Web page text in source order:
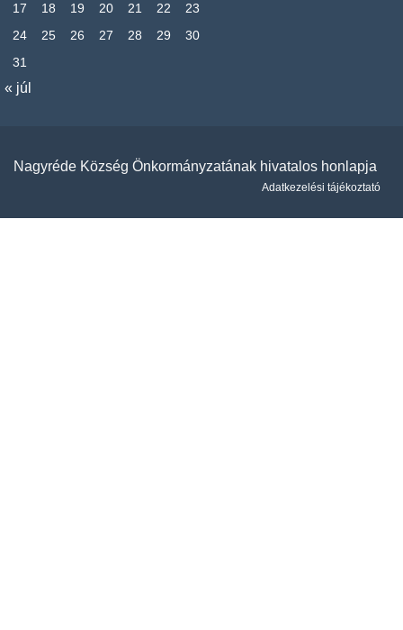
17
18 19 20 21 22
23
24
25 26 27 28 29
30
31
« júl
Nagyréde Község Önkormányzatának hivatalos honlapja
Adatkezelési tájékoztató